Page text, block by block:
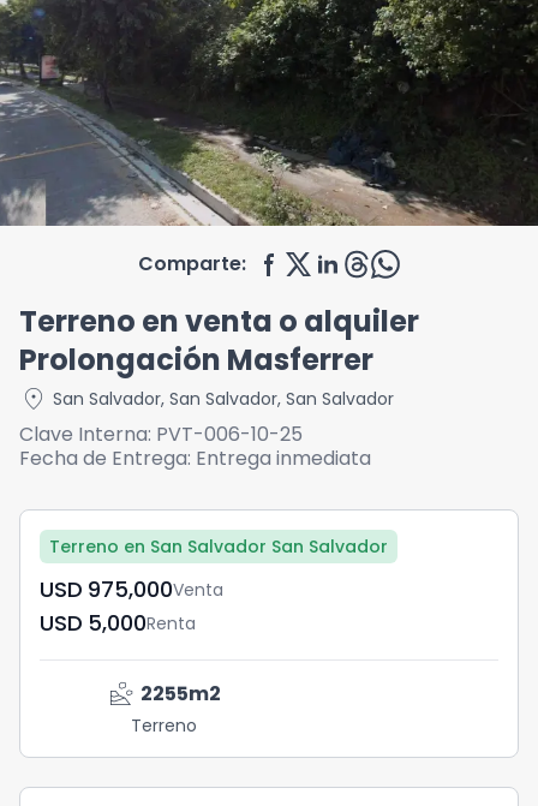
Comparte:
Terreno en venta o alquiler
Prolongación Masferrer
location_on San Salvador, San Salvador, San Salvador
Clave Interna: PVT-006-10-25
Fecha de Entrega: Entrega inmediata
Terreno en San Salvador San Salvador
USD	975,000Venta
USD	5,000Renta
landslide 2255m2
Terreno